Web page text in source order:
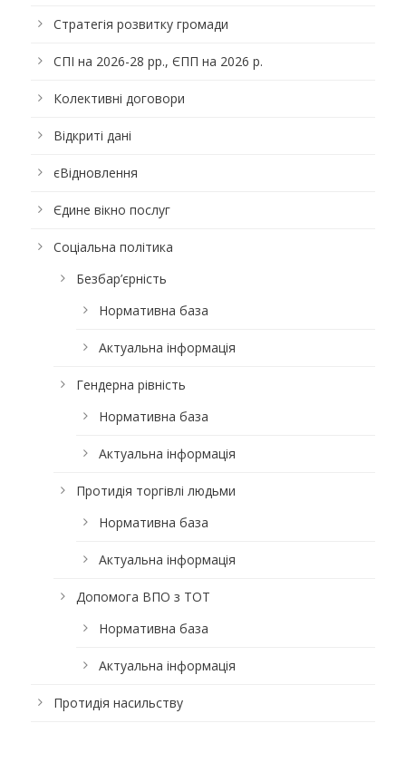
Стратегія розвитку громади
СПІ на 2026-28 рр., ЄПП на 2026 р.
Колективні договори
Відкриті дані
єВідновлення
Єдине вікно послуг
Соціальна політика
Безбар’єрність
Нормативна база
Актуальна інформація
Гендерна рівність
Нормативна база
Актуальна інформація
Протидія торгівлі людьми
Нормативна база
Актуальна інформація
Допомога ВПО з ТОТ
Нормативна база
Актуальна інформація
Протидія насильству